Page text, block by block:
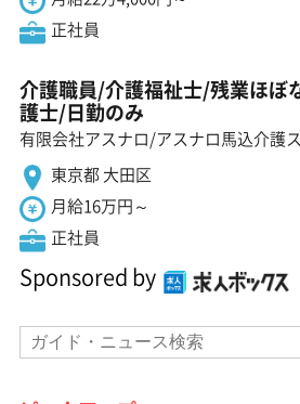
正社員
介護職員/介護福祉士/残業ほぼ
護士/日勤のみ
有限会社アスナロ/アスナロ馬込介護
東京都 大田区
月給16万円～
正社員
Sponsored by